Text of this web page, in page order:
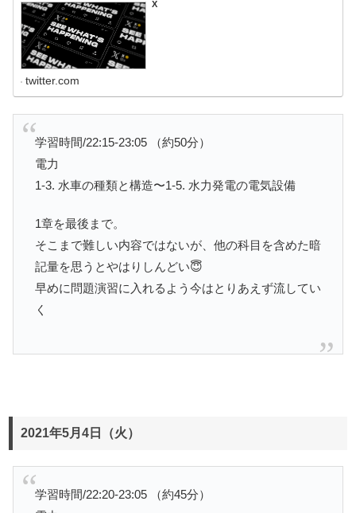
X
twitter.com
学習時間/22:15-23:05 （約50分）
電力
1-3. 水車の種類と構造〜1-5. 水力発電の電気設備
1章を最後まで。
そこまで難しい内容ではないが、他の科目を含めた暗
記量を思うとやはりしんどい😇
早めに問題演習に入れるよう今はとりあえず流してい
く
2021年5月4日（火）
学習時間/22:20-23:05 （約45分）